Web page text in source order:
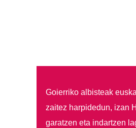
Goierriko albisteak
zaitez harpidedun, izan
garatzen eta indartzen